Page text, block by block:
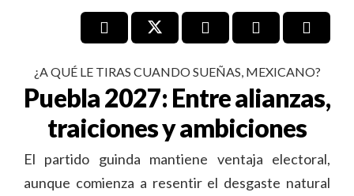
¿A QUÉ LE TIRAS CUANDO SUEÑAS, MEXICANO?
Puebla 2027: Entre alianzas,
traiciones y ambiciones
El partido guinda mantiene ventaja electoral,
aunque comienza a resentir el desgaste natural